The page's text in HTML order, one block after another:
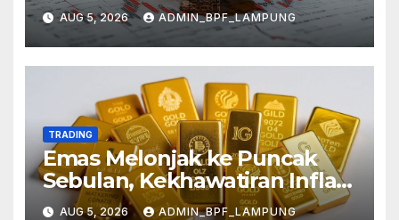
AUG 5, 2026 ADMIN_BPF_LAMPUNG
TRADING
Emas Melonjak ke Puncak
Sebulan, Kekhawatiran Inflasi
Mereda
AUG 5, 2026 ADMIN_BPF_LAMPUNG